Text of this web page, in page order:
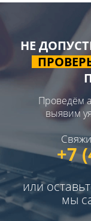
НЕ
Проведём
выявим
+7
или
мы